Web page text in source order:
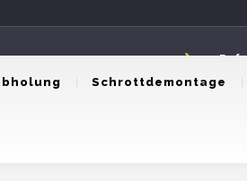
Schrottdemontage